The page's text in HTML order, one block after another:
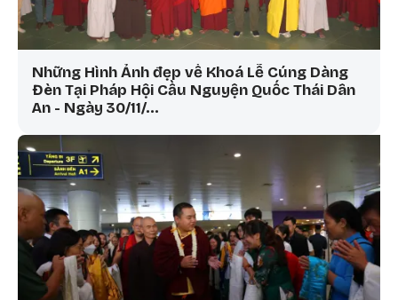
Những Hình Ảnh đẹp về Khoá Lễ Cúng Dàng
Đèn Tại Pháp Hội Cầu Nguyện Quốc Thái Dân
An - Ngày 30/11/…